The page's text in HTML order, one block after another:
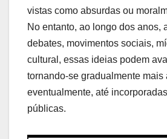
vistas como absurdas ou
No entanto, ao longo dos anos,
debates, movimentos sociais,
cultural, essas ideias podem
tornando-se gradualmente mais
eventualmente, até
públicas.